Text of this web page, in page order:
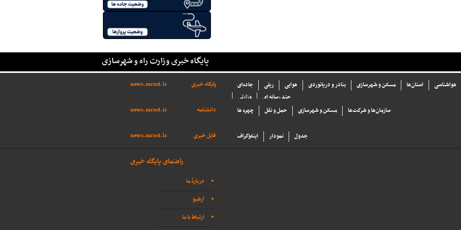
پایگاه خبری وزارت راه و شهرسازی
پایگاه خبری news.mrud.ir جاده‌ای ریلی هوایی بنادر و دریانوردی مسکن و شهرسازی استان‌ها
هواشناسی
وزارتی
چند رسانه ای
دانشنامه
news.mrud.ir چهره ها حمل و نقل مسکن و شهرسازی سازما‌ن‌ها و شركت‌ها
فایل خبری news.mrud.ir اینفوگراف نمودار جدول
راهنمای پایگاه خبری
دربارهٔ ما
آرشیو
ارتباط با ما